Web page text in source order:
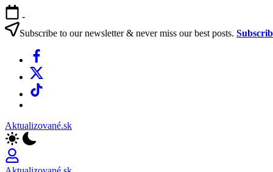
Skip
to
content
-
Subscribe to our newsletter & never miss our best posts.
Facebook
X
TikTok
Aktualizované.sk